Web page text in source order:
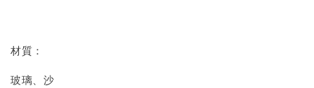
材質：
玻璃、沙